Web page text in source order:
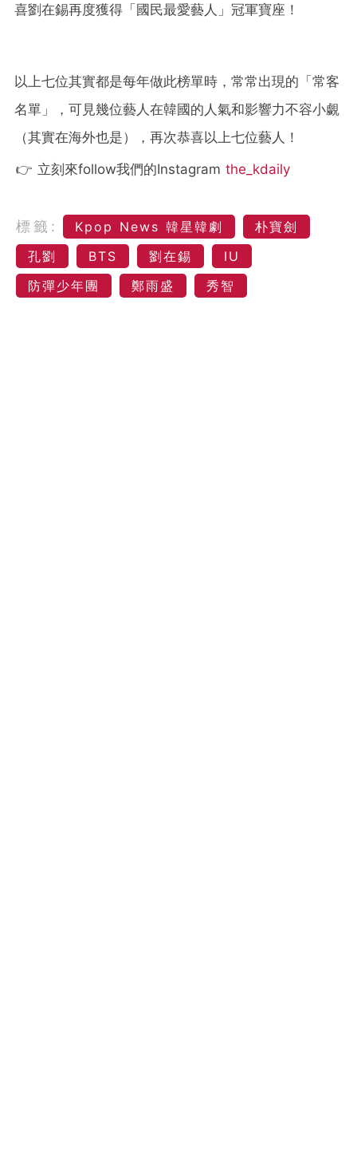
喜劉在錫再度獲得「國民最愛藝人」冠軍寶座！
以上七位其實都是每年做此榜單時，常常出現的「常客
名單」，可見幾位藝人在韓國的人氣和影響力不容小覷
（其實在海外也是），再次恭喜以上七位藝人！
👉 立刻來follow我們的Instagram the_kdaily
標籤: Kpop News 韓星韓劇
朴寶劍
孔劉
BTS 劉在錫
IU
防彈少年團
鄭雨盛 秀智